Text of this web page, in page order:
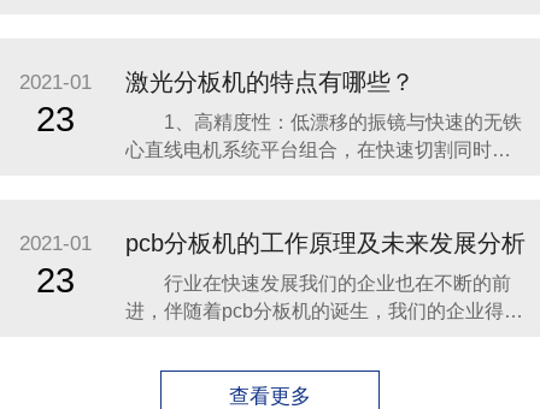
板达到其他部位，基本上不会造成任何的变
形，利用激光就能制作出复杂形状的工件，所
切割的工件并不需要进行下一步的加工就能直
接使用。 激光分
2021-01
23
激光分板机的特点有哪些？
1、高精度性：低漂移的振镜与快速的无铁
心直线电机系统平台组合，在快速切割同时保
作的中文界面，友好美观，功能强大多样，操
作简单方便。 3、智能自动性：采用高精度
CCD 自动定位、对焦，定位快速准确
2021-01
23
pcb分板机的工作原理及未来发展分析
行业在快速发展我们的企业也在不断的前
进，伴随着pcb分板机的诞生，我们的企业得到
看什么是pcb分板机的工作原理和相关型号的介
绍吧。 1、可以自由弯曲、卷绕、折叠，可
查看更多